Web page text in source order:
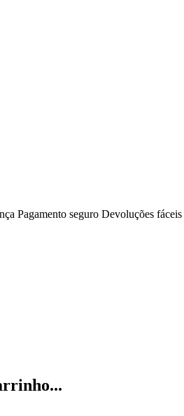
Pagamento seguro Devoluções fáceis